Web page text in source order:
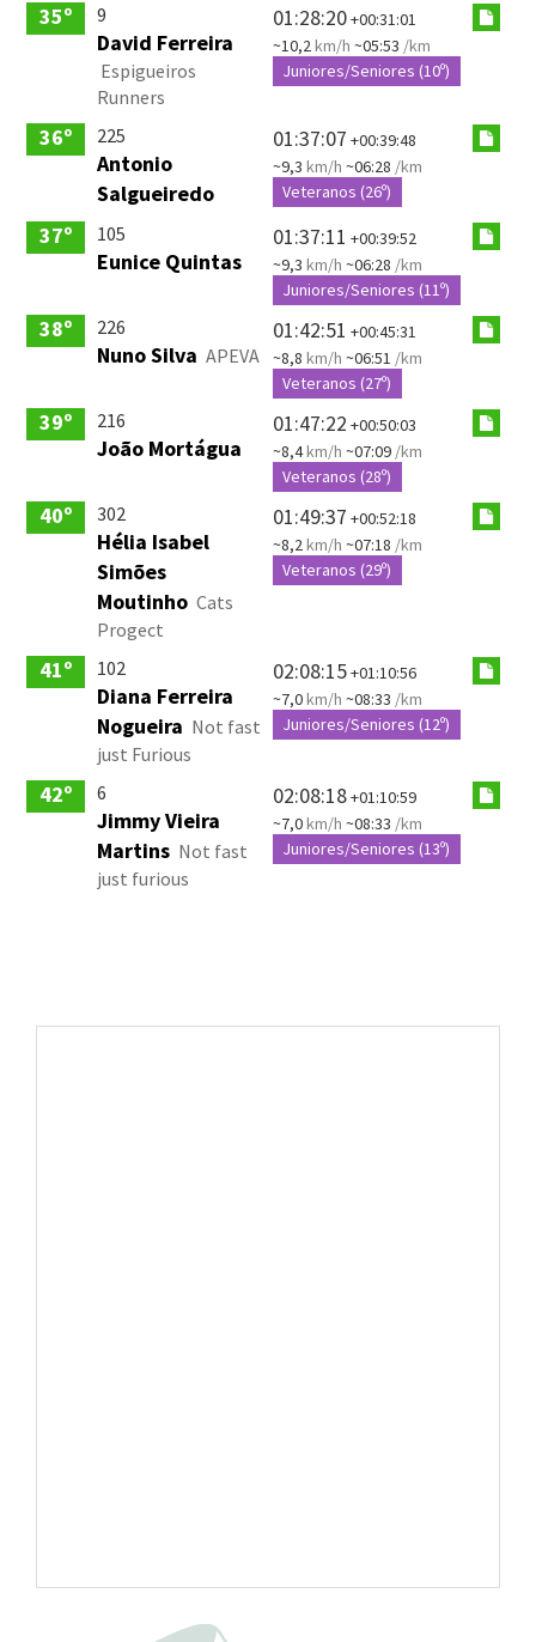
35º 9
David Ferreira
Espigueiros
Runners
01:28:20+00:31:01
~10,2km/h ~05:53 /km
Juniores/Seniores (10º)
36º 225
Antonio
Salgueiredo
01:37:07 +00:39:48
~9,3 km/h ~06:28 /km
Veteranos (26º)
37º 105
Eunice Quintas
01:37:11 +00:39:52
~9,3 km/h ~06:28 /km
Juniores/Seniores (11º)
38º 226
Nuno Silva APEVA
01:42:51 +00:45:31
~8,8 km/h ~06:51 /km
Veteranos (27º)
39º 216
João Mortágua
01:47:22 +00:50:03
~8,4km/h ~07:09 /km
Veteranos (28º)
40º 302
Hélia Isabel
Simões
Moutinho Cats
Progect
01:49:37 +00:52:18
~8,2km/h ~07:18 /km
Veteranos (29º)
41º 102
Diana Ferreira
Nogueira Not fast
just Furious
02:08:15+01:10:56
~7,0km/h ~08:33 /km
Juniores/Seniores (12º)
42º 6
Jimmy Vieira
Martins Not fast
just furious
02:08:18+01:10:59
~7,0km/h ~08:33 /km
Juniores/Seniores (13º)